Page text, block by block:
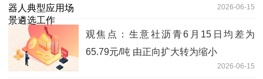
2026-06-15
观焦点：生意社沥青6月15日均差为
65.79元/吨 由正向扩大转为缩小
2026-06-15